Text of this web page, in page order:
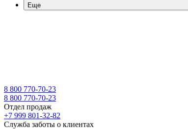
Еще
8 800 770-70-23
8 800 770-70-23
Отдел продаж
+7 999 801-32-82
Служба заботы о клиентах